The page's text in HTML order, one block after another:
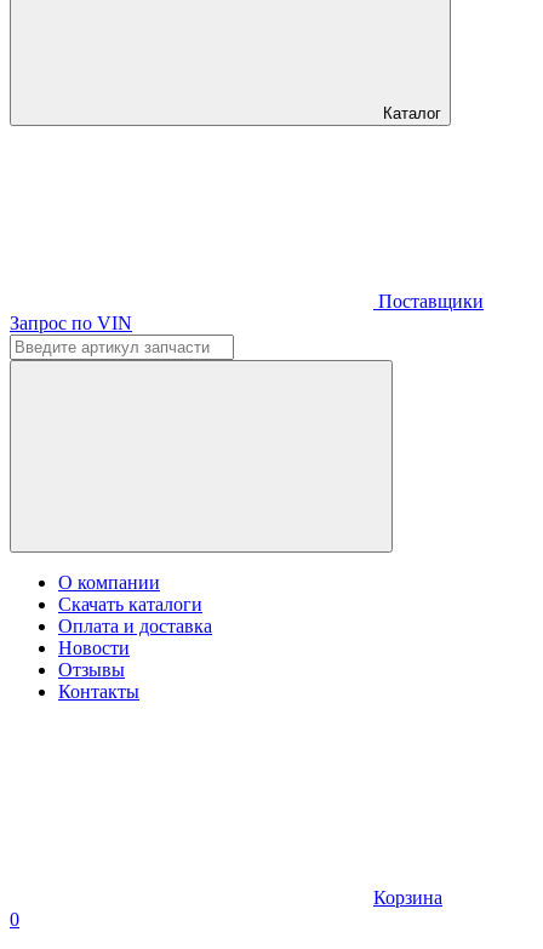
Каталог
Поставщики
Запрос по VIN
О компании
Скачать каталоги
Оплата и доставка
Новости
Отзывы
Контакты
Корзина
0